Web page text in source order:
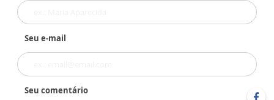
Seu e-mail
Seu comentário